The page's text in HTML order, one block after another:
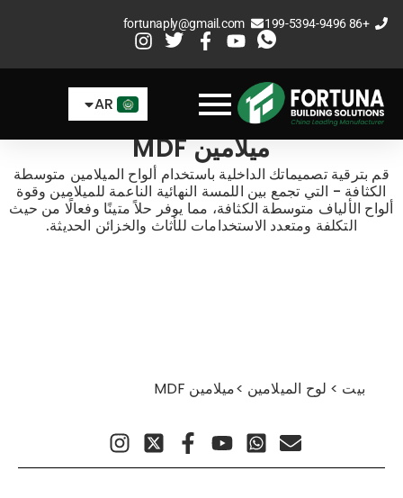
إلى
+86 199-5394-9496
fortunaply@gmail.com
AR
ES
FR
ميلامين MDF
قم بترقية تصميماتك الداخلية باستخدام ألواح الميلامين متوسطة
الكثافة - التي تجمع بين اللمسة النهائية الناعمة للميلامين وقوة
ألواح الألياف متوسطة الكثافة، مما يوفر حلاً متينًا وفعالًا من حيث
التكلفة ومتعدد الاستخدامات للأثاث والخزائن الحديثة.
بيت > لوح الميلامين >ميلامين MDF